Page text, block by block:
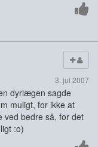
3. jul 2007
dyrlægen sagde
muligt, for ikke at
ved bedre så, for det
:o)